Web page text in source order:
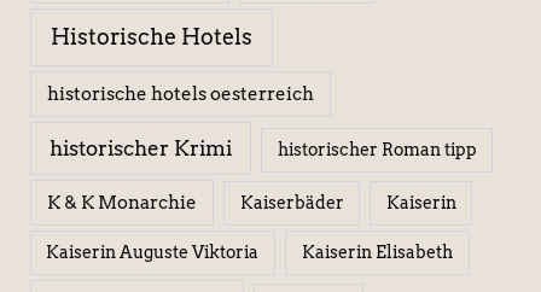
Historische Hotels
historische hotels oesterreich
historischer Krimi historischer Roman tipp
K & K Monarchie Kaiserbäder Kaiserin
Kaiserin Auguste Viktoria Kaiserin Elisabeth